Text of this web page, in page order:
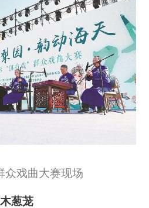
众戏曲大赛现场
葱茏